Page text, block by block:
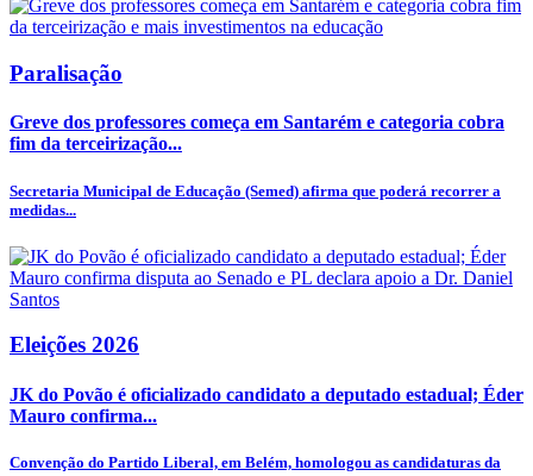
Paralisação
Greve dos professores começa em Santarém e categoria cobra
fim da terceirização...
Secretaria Municipal de Educação (Semed) afirma que poderá recorrer a
medidas...
Eleições 2026
JK do Povão é oficializado candidato a deputado estadual; Éder
Mauro confirma...
Convenção do Partido Liberal, em Belém, homologou as candidaturas da